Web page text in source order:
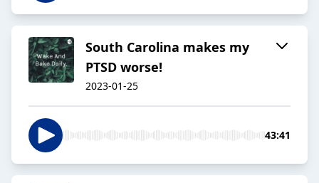
South Carolina makes my
PTSD worse!
2023-01-25
43:41